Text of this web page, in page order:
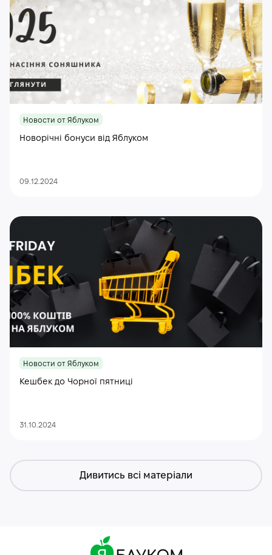
Новости от Яблуком
Новорічні бонуси від Яблуком
09.12.2024
Новости от Яблуком
Кешбек до Чорної пятниці
31.10.2024
Дивитись всі матеріали